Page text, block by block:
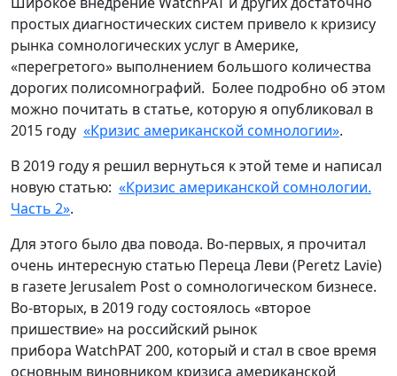
простых диагностических систем привело к кризису
рынка сомнологических услуг в Америке,
«перегретого» выполнением большого количества
дорогих полисомнографий. Более подробно об этом
можно почитать в статье, которую я опубликовал в
2015 году «Кризис американской сомнологии».
В 2019 году я решил вернуться к этой теме и написал
новую статью: «Кризис американской сомнологии.
Часть 2».
Для этого было два повода. Во-первых, я прочитал
очень интересную статью Переца Леви (Peretz Lavie)
в газете Jerusalem Post о сомнологическом бизнесе.
Во-вторых, в 2019 году состоялось «второе
пришествие» на российский рынок
прибора WatchPAT200, который и стал в свое время
основным виновником кризиса американской